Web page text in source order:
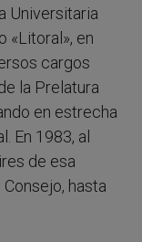
Universitaria
«Litoral», en
cargos
la Prelatura
en estrecha
En 1983, al
de esa
hasta